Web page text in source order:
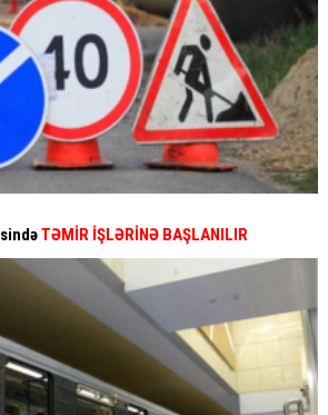
TƏMİR İŞLƏRİNƏ BAŞLANILIR